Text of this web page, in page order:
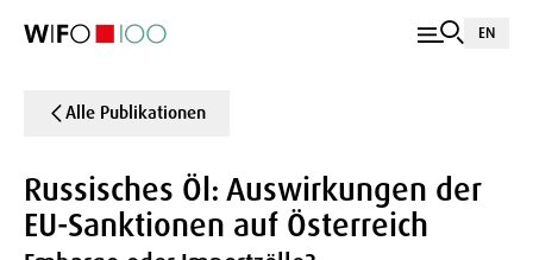
EN
Alle Publikationen
Russisches Öl: Auswirkungen der
EU-Sanktionen auf Österreich